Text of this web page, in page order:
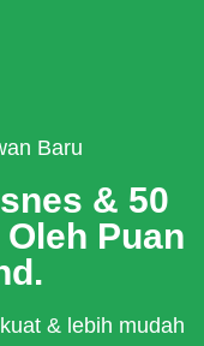
Baru
& 50
Puan
& lebih mudah